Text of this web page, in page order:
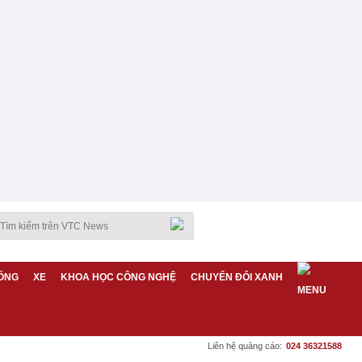
XE KHOA HỌC CÔNG NGHỆ CHUYỂN ĐỔI XANH
Liên hệ quảng cáo: 024 36321588